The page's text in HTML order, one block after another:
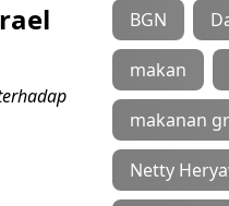
BGN
makan
makanan
Netty